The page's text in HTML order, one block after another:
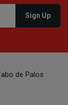
de Palos